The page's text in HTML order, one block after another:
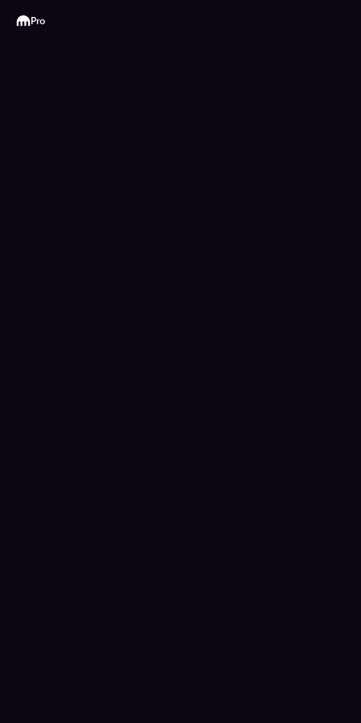
Kraken
Pro